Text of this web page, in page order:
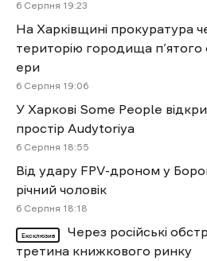
6 Cерпня 19:23
На Харківщині прокуратура
територію городища п’ятого
ери
6 Cерпня 19:06
У Харкові Some People
простір Audytoriya
6 Cерпня 18:55
Від удару FPV-дроном у
річний чоловік
6 Cерпня 18:18
Ексклюзив
Через російські
третина книжкового ринку